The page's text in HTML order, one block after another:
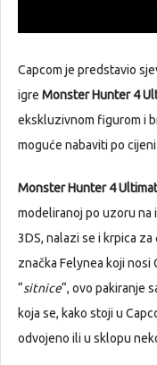
Capcom je predstavio
igre Monster Hunter 4
ekskluzivnom figurom i
moguće nabaviti po
Monster Hunter 4
modeliranoj po uzoru na
3DS, nalazi se i krpica
značka Felynea koji nosi
“sitnice“, ovo pakiranje
koja se, kako stoji u
odvojeno ili u sklopu